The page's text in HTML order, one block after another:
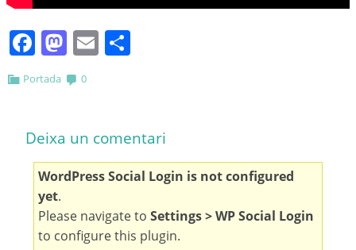
Facebook
Mastodon
Email
Portada 0
Deixa un comentari
WordPress Social Login is not configured
yet.
Please navigate to Settings > WP Social Login
to configure this plugin.